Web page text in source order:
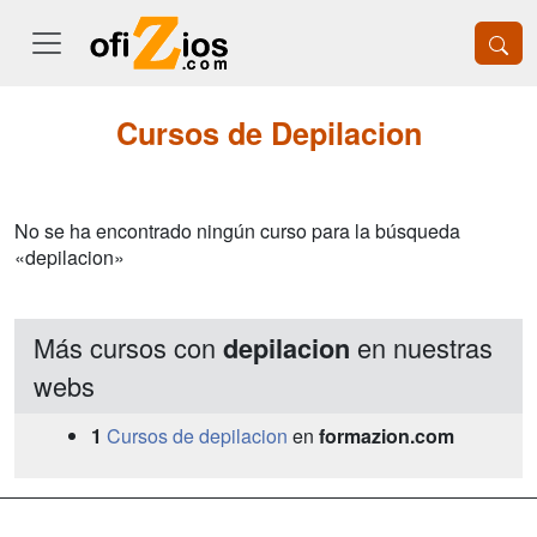
Cursos de Depilacion
No se ha encontrado ningún curso para la búsqueda
«depilacion»
Más cursos con depilacion en nuestras
webs
1 Cursos de depilacion en formazion.com